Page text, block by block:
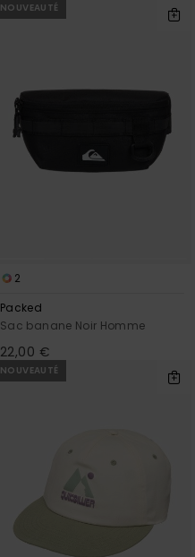
NOUVEAUTÉ
2
Packed
Sac banane Noir Homme
22,00 €
NOUVEAUTÉ